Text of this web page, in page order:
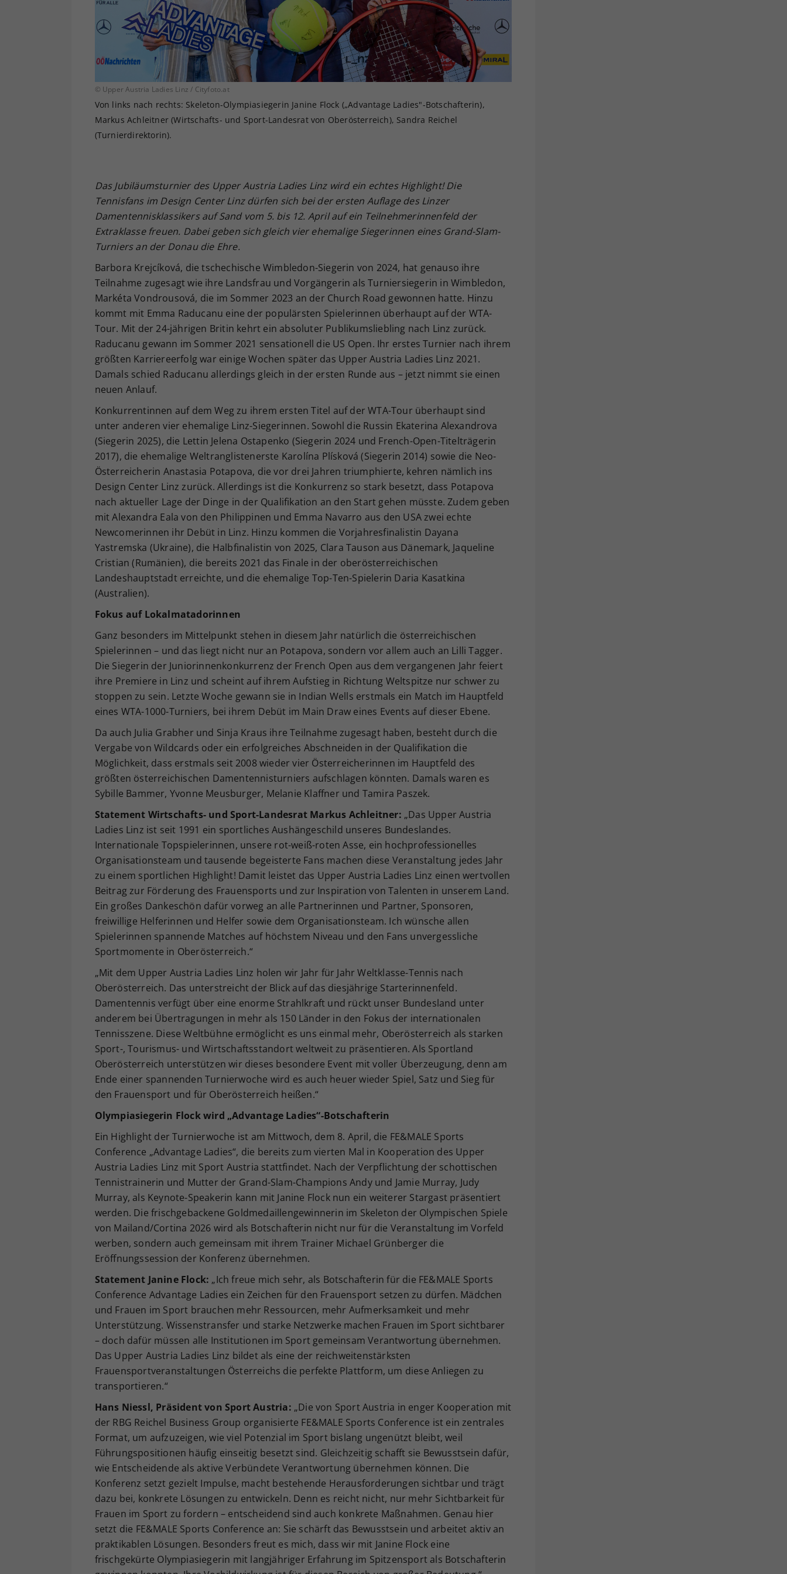
© Upper Austria Ladies Linz / Cityfoto.at
Von links nach rechts: Skeleton-Olympiasiegerin Janine Flock („Advantage Ladies"-Botschafterin),
Markus Achleitner (Wirtschafts- und Sport-Landesrat von Oberösterreich), Sandra Reichel
(Turnierdirektorin).
Das Jubiläumsturnier des Upper Austria Ladies Linz wird ein echtes Highlight! Die
Tennisfans im Design Center Linz dürfen sich bei der ersten Auflage des Linzer
Damentennisklassikers auf Sand vom 5. bis 12. April auf ein Teilnehmerinnenfeld der
Extraklasse freuen. Dabei geben sich gleich vier ehemalige Siegerinnen eines Grand-Slam-
Turniers an der Donau die Ehre.
Barbora Krejcíková, die tschechische Wimbledon-Siegerin von 2024, hat genauso ihre
Teilnahme zugesagt wie ihre Landsfrau und Vorgängerin als Turniersiegerin in Wimbledon,
Markéta Vondrousová, die im Sommer 2023 an der Church Road gewonnen hatte. Hinzu
kommt mit Emma Raducanu eine der populärsten Spielerinnen überhaupt auf der WTA-
Tour. Mit der 24-jährigen Britin kehrt ein absoluter Publikumsliebling nach Linz zurück.
Raducanu gewann im Sommer 2021 sensationell die US Open. Ihr erstes Turnier nach ihrem
größten Karriereerfolg war einige Wochen später das Upper Austria Ladies Linz 2021.
Damals schied Raducanu allerdings gleich in der ersten Runde aus – jetzt nimmt sie einen
neuen Anlauf.
Konkurrentinnen auf dem Weg zu ihrem ersten Titel auf der WTA-Tour überhaupt sind
unter anderen vier ehemalige Linz-Siegerinnen. Sowohl die Russin Ekaterina Alexandrova
(Siegerin 2025), die Lettin Jelena Ostapenko (Siegerin 2024 und French-Open-Titelträgerin
2017), die ehemalige Weltranglistenerste Karolína Plísková (Siegerin 2014) sowie die Neo-
Österreicherin Anastasia Potapova, die vor drei Jahren triumphierte, kehren nämlich ins
Design Center Linz zurück. Allerdings ist die Konkurrenz so stark besetzt, dass Potapova
nach aktueller Lage der Dinge in der Qualifikation an den Start gehen müsste. Zudem geben
mit Alexandra Eala von den Philippinen und Emma Navarro aus den USA zwei echte
Newcomerinnen ihr Debüt in Linz. Hinzu kommen die Vorjahresfinalistin Dayana
Yastremska (Ukraine), die Halbfinalistin von 2025, Clara Tauson aus Dänemark, Jaqueline
Cristian (Rumänien), die bereits 2021 das Finale in der oberösterreichischen
Landeshauptstadt erreichte, und die ehemalige Top-Ten-Spielerin Daria Kasatkina
(Australien).
Fokus auf Lokalmatadorinnen
Ganz besonders im Mittelpunkt stehen in diesem Jahr natürlich die österreichischen
Spielerinnen – und das liegt nicht nur an Potapova, sondern vor allem auch an Lilli Tagger.
Die Siegerin der Juniorinnenkonkurrenz der French Open aus dem vergangenen Jahr feiert
ihre Premiere in Linz und scheint auf ihrem Aufstieg in Richtung Weltspitze nur schwer zu
stoppen zu sein. Letzte Woche gewann sie in Indian Wells erstmals ein Match im Hauptfeld
eines WTA-1000-Turniers, bei ihrem Debüt im Main Draw eines Events auf dieser Ebene.
Da auch Julia Grabher und Sinja Kraus ihre Teilnahme zugesagt haben, besteht durch die
Vergabe von Wildcards oder ein erfolgreiches Abschneiden in der Qualifikation die
Möglichkeit, dass erstmals seit 2008 wieder vier Österreicherinnen im Hauptfeld des
größten österreichischen Damentennisturniers aufschlagen könnten. Damals waren es
Sybille Bammer, Yvonne Meusburger, Melanie Klaffner und Tamira Paszek.
Statement Wirtschafts- und Sport-Landesrat Markus Achleitner: „Das Upper Austria
Ladies Linz ist seit 1991 ein sportliches Aushängeschild unseres Bundeslandes.
Internationale Topspielerinnen, unsere rot-weiß-roten Asse, ein hochprofessionelles
Organisationsteam und tausende begeisterte Fans machen diese Veranstaltung jedes Jahr
zu einem sportlichen Highlight! Damit leistet das Upper Austria Ladies Linz einen wertvollen
Beitrag zur Förderung des Frauensports und zur Inspiration von Talenten in unserem Land.
Ein großes Dankeschön dafür vorweg an alle Partnerinnen und Partner, Sponsoren,
freiwillige Helferinnen und Helfer sowie dem Organisationsteam. Ich wünsche allen
Spielerinnen spannende Matches auf höchstem Niveau und den Fans unvergessliche
Sportmomente in Oberösterreich.“
„Mit dem Upper Austria Ladies Linz holen wir Jahr für Jahr Weltklasse-Tennis nach
Oberösterreich. Das unterstreicht der Blick auf das diesjährige Starterinnenfeld.
Damentennis verfügt über eine enorme Strahlkraft und rückt unser Bundesland unter
anderem bei Übertragungen in mehr als 150 Länder in den Fokus der internationalen
Tennisszene. Diese Weltbühne ermöglicht es uns einmal mehr, Oberösterreich als starken
Sport-, Tourismus- und Wirtschaftsstandort weltweit zu präsentieren. Als Sportland
Oberösterreich unterstützen wir dieses besondere Event mit voller Überzeugung, denn am
Ende einer spannenden Turnierwoche wird es auch heuer wieder Spiel, Satz und Sieg für
den Frauensport und für Oberösterreich heißen.“
Olympiasiegerin Flock wird „Advantage Ladies“-Botschafterin
Ein Highlight der Turnierwoche ist am Mittwoch, dem 8. April, die FE&MALE Sports
Conference „Advantage Ladies“, die bereits zum vierten Mal in Kooperation des Upper
Austria Ladies Linz mit Sport Austria stattfindet. Nach der Verpflichtung der schottischen
Tennistrainerin und Mutter der Grand-Slam-Champions Andy und Jamie Murray, Judy
Murray, als Keynote-Speakerin kann mit Janine Flock nun ein weiterer Stargast präsentiert
werden. Die frischgebackene Goldmedaillengewinnerin im Skeleton der Olympischen Spiele
von Mailand/Cortina 2026 wird als Botschafterin nicht nur für die Veranstaltung im Vorfeld
werben, sondern auch gemeinsam mit ihrem Trainer Michael Grünberger die
Eröffnungssession der Konferenz übernehmen.
Statement Janine Flock: „Ich freue mich sehr, als Botschafterin für die FE&MALE Sports
Conference Advantage Ladies ein Zeichen für den Frauensport setzen zu dürfen. Mädchen
und Frauen im Sport brauchen mehr Ressourcen, mehr Aufmerksamkeit und mehr
Unterstützung. Wissenstransfer und starke Netzwerke machen Frauen im Sport sichtbarer
– doch dafür müssen alle Institutionen im Sport gemeinsam Verantwortung übernehmen.
Das Upper Austria Ladies Linz bildet als eine der reichweitenstärksten
Frauensportveranstaltungen Österreichs die perfekte Plattform, um diese Anliegen zu
transportieren.“
Hans Niessl, Präsident von Sport Austria: „Die von Sport Austria in enger Kooperation mit
der RBG Reichel Business Group organisierte FE&MALE Sports Conference ist ein zentrales
Format, um aufzuzeigen, wie viel Potenzial im Sport bislang ungenützt bleibt, weil
Führungspositionen häufig einseitig besetzt sind. Gleichzeitig schafft sie Bewusstsein dafür,
wie Entscheidende als aktive Verbündete Verantwortung übernehmen können. Die
Konferenz setzt gezielt Impulse, macht bestehende Herausforderungen sichtbar und trägt
dazu bei, konkrete Lösungen zu entwickeln. Denn es reicht nicht, nur mehr Sichtbarkeit für
Frauen im Sport zu fordern – entscheidend sind auch konkrete Maßnahmen. Genau hier
setzt die FE&MALE Sports Conference an: Sie schärft das Bewusstsein und arbeitet aktiv an
praktikablen Lösungen. Besonders freut es mich, dass wir mit Janine Flock eine
frischgekürte Olympiasiegerin mit langjähriger Erfahrung im Spitzensport als Botschafterin
Ihrer vorgenommen Einstellungen, falls der
Webseiten-Betreiber dies eingestellt hat.